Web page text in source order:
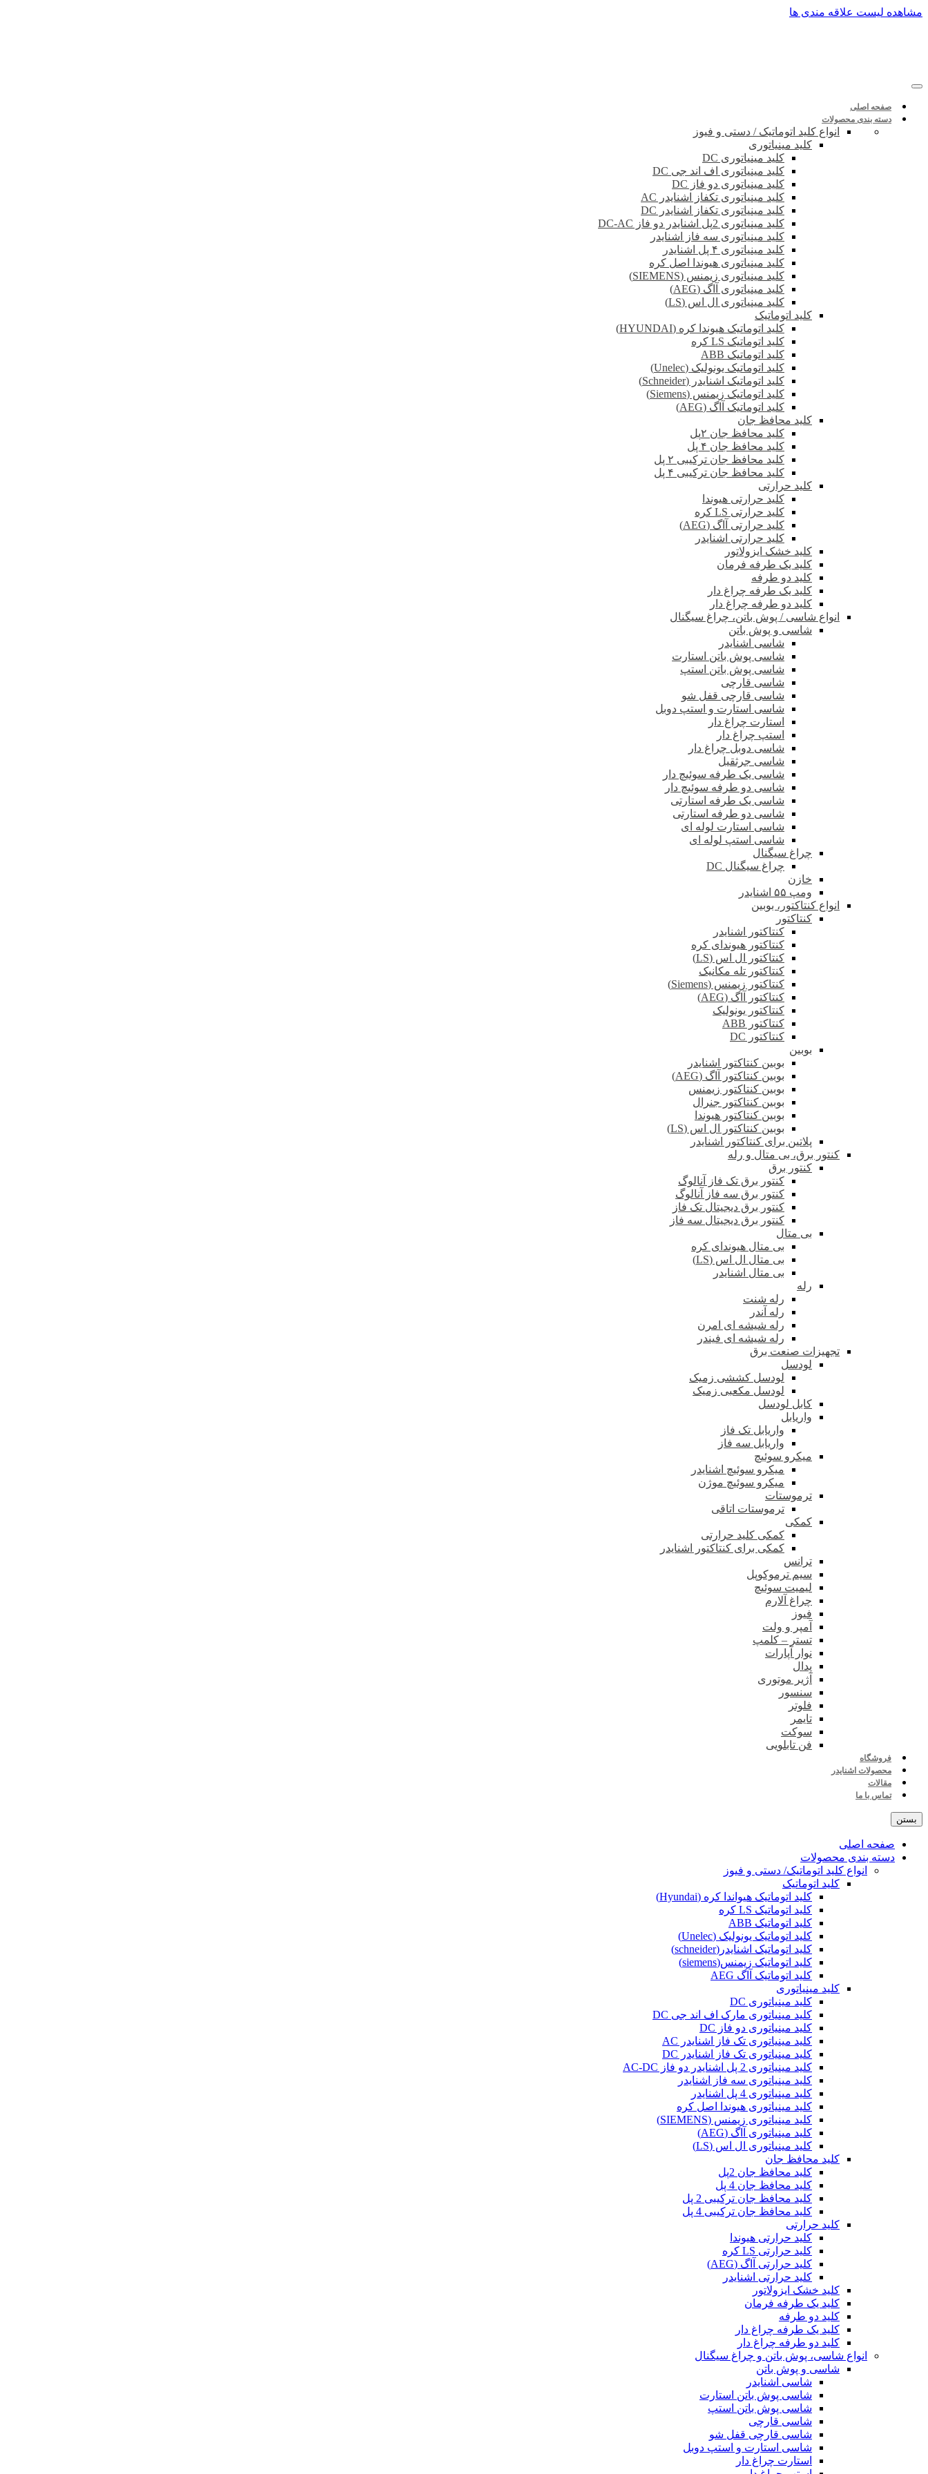
پرش
مشاهده لیست علاقه مندی ها
صفحه اصلی
دسته بندی محصولات
انواع کلید اتوماتیک / دستی و فیوز
کلید مینیاتوری
کلید مینیاتوری DC
کلید مینیاتوری اف اند جی DC
کلید مینیاتوری دو فاز DC
کلید مینیاتوری تکفاز اشنایدر AC
کلید مینیاتوری تکفاز اشنایدر DC
کلید مینیاتوری 2پل اشنایدر دو فاز DC-AC
کلید مینیاتوری سه فاز اشنایدر
کلید مینیاتوری ۴ پل اشنایدر
کلید مینیاتوری هیوندا اصل کره
کلید مینیاتوری زیمنس (SIEMENS)
کلید مینیاتوری آاگ (AEG)
کلید مینیاتوری ال اس (LS)
کلید اتوماتیک
کلید اتوماتیک هیوندا کره (HYUNDAI)
کلید اتوماتیک LS کره
کلید اتوماتیک ABB
کلید اتوماتیک یونولیک (Unelec)
کلید اتوماتیک اشنایدر (Schneider)
کلید اتوماتیک زیمنس (Siemens)
کلید اتوماتیک آاگ (AEG)
کلید محافظ جان
کلید محافظ جان ۲پل
کلید محافظ جان ۴ پل
کلید محافظ جان ترکیبی ۲ پل
کلید محافظ جان ترکیبی ۴ پل
کلید حرارتی
کلید حرارتی هیوندا
کلید حرارتی LS کره
کلید حرارتی آاگ (AEG)
کلید حرارتی اشنایدر
کلید خشک ایزولاتور
کلید یک طرفه فرمان
کلید دو طرفه
کلید یک طرفه چراغ دار
کلید دو طرفه چراغ دار
انواع شاسی / پوش باتن، چراغ سیگنال
شاسی و پوش باتن
شاسی اشنایدر
شاسی پوش باتن استارت
شاسی پوش باتن استپ
شاسی قارچی
شاسی قارچی قفل شو
شاسی استارت و استپ دوبل
استارت چراغ دار
استپ چراغ دار
شاسی دوبل چراغ دار
شاسی جرثقیل
شاسی یک طرفه سوئیچ دار
شاسی دو طرفه سوئیچ دار
شاسی یک طرفه استارتی
شاسی دو طرفه استارتی
شاسی استارت لوله ای
شاسی استپ لوله ای
چراغ سیگنال
چراغ سیگنال DC
خازن
ومپ ۵۵ اشنایدر
انواع کنتاکتور، بوبین
کنتاکتور
کنتاکتور اشنایدر
کنتاکتور هیوندای کره
کنتاکتور ال اس (LS)
کنتاکتور تله مکانیک
کنتاکتور زیمنس (Siemens)
کنتاکتور آاگ (AEG)
کنتاکتور یونولیک
کنتاکتور ABB
کنتاکتور DC
بوبین
بوبین کنتاکتور اشنایدر
بوبین کنتاکتور آاگ (AEG)
بوبین کنتاکتور زیمنس
بوبین کنتاکتور جنرال
بوبین کنتاکتور هیوندا
بوبین کنتاکتور ال اس (LS)
پلاتین برای کنتاکتور اشنایدر
کنتور برق، بی متال و رله
کنتور برق
کنتور برق تک فاز آنالوگ
کنتور برق سه فاز آنالوگ
کنتور برق دیجیتال تک فاز
کنتور برق دیجیتال سه فاز
بی متال
بی متال هیوندای کره
بی متال ال اس (LS)
بی متال اشنایدر
رله
رله شنت
رله آندر
رله شیشه ای امرن
رله شیشه ای فیندر
تجهیزات صنعت برق
لودسل
لودسل کششی زمیک
لودسل مکعبی زمیک
کابل لودسل
واریابل
واریابل تک فاز
واریابل سه فاز
میکرو سوئیچ
میکرو سوئیچ اشنایدر
میکرو سوئیچ موژن
ترموستات
ترموستات اتاقی
کمکی
کمکی کلید حرارتی
کمکی برای کنتاکتور اشنایدر
ترانس
سیم ترموکوپل
لیمیت سوئیچ
چراغ آلارم
فیوز
آمپر و ولت
تستر – کلمپ
نوار آپارات
پدال
آژیر موتوری
سنسور
فلوتر
تایمر
سوکت
فن تابلویی
فروشگاه
محصولات اشنایدر
مقالات
تماس با ما
بستن
صفحه اصلی
دسته بندی محصولات
انواع کلید اتوماتیک/ دستی و فیوز
کلید اتوماتیک
کلید اتوماتیک هیواندا کره (Hyundai)
کلید اتوماتیک LS کره
کلید اتوماتیک ABB
کلید اتوماتیک یونولیک (Unelec)
کلید اتوماتیک اشنایدر(schneider)
کلید اتوماتیک زیمنس(siemens)
کلید اتوماتیک آاگ AEG
کلید مینیاتوری
کلید مینیاتوری DC
کلید مینیاتوری مارک اف اند جی DC
کلید مینیاتوری دو فاز DC
کلید مینیاتوری تک فاز اشنایدر AC
کلید مینیاتوری تک فاز اشنایدر DC
کلید مینیاتوری 2 پل اشنایدر دو فاز AC-DC
کلید مینیاتوری سه فاز اشنایدر
کلید مینیاتوری 4 پل اشنایدر
کلید مینیاتوری هیوندا اصل کره
کلید مینیاتوری زیمنس (SIEMENS)
کلید مینیاتوری آاگ (AEG)
کلید مینیاتوری ال اس (LS)
کلید محافظ جان
کلید محافظ جان 2پل
کلید محافظ جان 4 پل
کلید محافظ جان ترکیبی 2 پل
کلید محافظ جان ترکیبی 4 پل
کلید حرارتی
کلید حرارتی هیوندا
کلید حرارتی LS کره
کلید حرارتی آاگ (AEG)
کلید حرارتی اشنایدر
کلید خشک ایزولاتور
کلید یک طرفه فرمان
کلید دو طرفه
کلید یک طرفه چراغ دار
کلید دو طرفه چراغ دار
انواع شاسی، پوش باتن و چراغ سیگنال
شاسی و پوش باتن
شاسی اشنایدر
شاسی پوش باتن استارت
شاسی پوش باتن استپ
شاسی قارچی
شاسی قارچی قفل شو
شاسی استارت و استپ دوبل
استارت چراغ دار